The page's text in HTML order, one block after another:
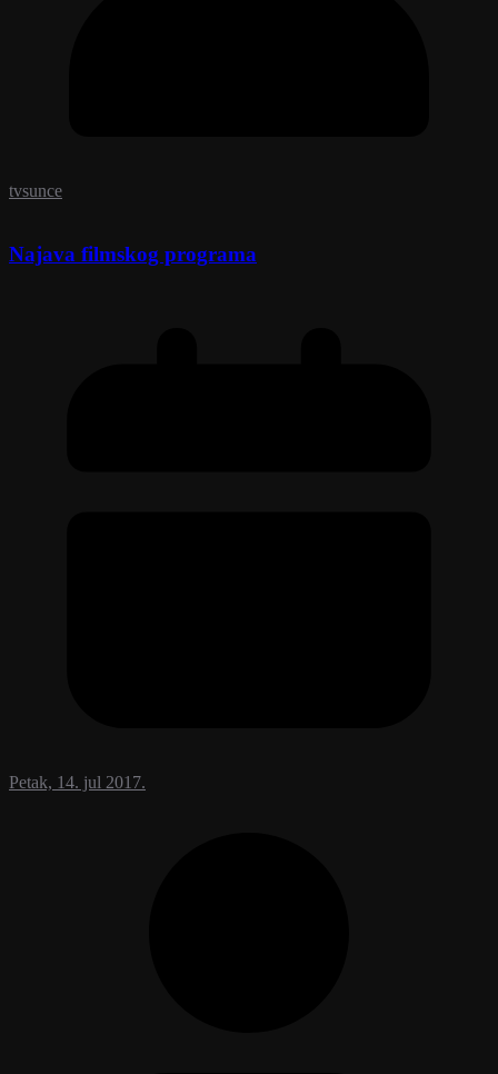
tvsunce
Najava filmskog programa
Petak, 14. jul 2017.